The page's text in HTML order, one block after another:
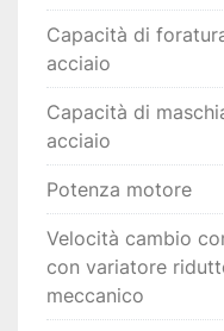
Capacità di
acciaio
Capacità di
acciaio
Potenza motore
Velocità cambio
con variatore
meccanico